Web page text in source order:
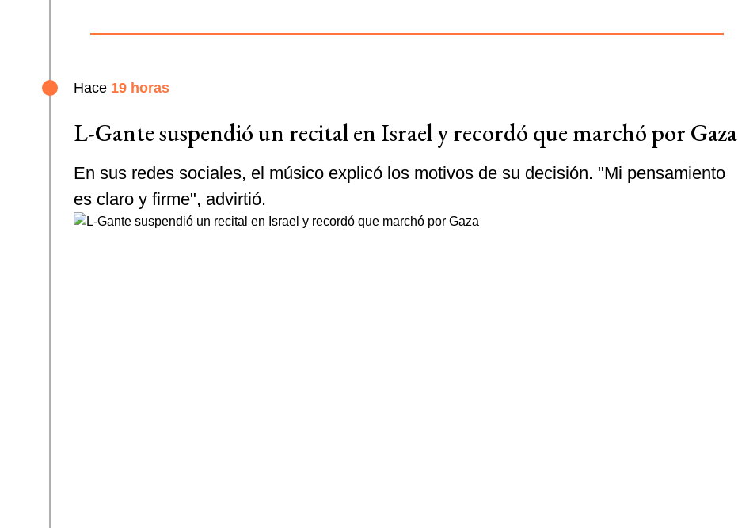
Hace 19 horas
L-Gante suspendió un recital en Israel y recordó que marchó por Gaza
En sus redes sociales, el músico explicó los motivos de su decisión. "Mi pensamiento
es claro y firme", advirtió.